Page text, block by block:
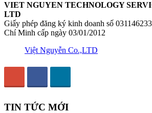
VIET NGUYEN TECHNOLOGY
LTD
Giấy phép đăng ký kinh doanh số
Chí Minh cấp ngày 03/01/2012
Việt Nguyễn Co.,LTD
TIN TỨC MỚI